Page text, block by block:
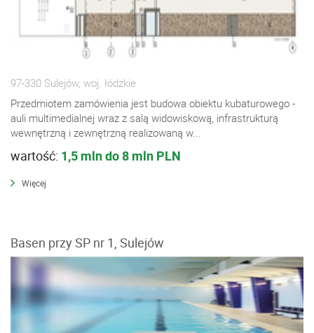
97-330 Sulejów, woj. łódzkie
Przedmiotem zamówienia jest budowa obiektu kubaturowego -
auli multimedialnej wraz z salą widowiskową, infrastrukturą
wewnętrzną i zewnętrzną realizowaną w...
wartość: 1,5 mln do 8 mln PLN
Więcej
Basen przy SP nr 1, Sulejów